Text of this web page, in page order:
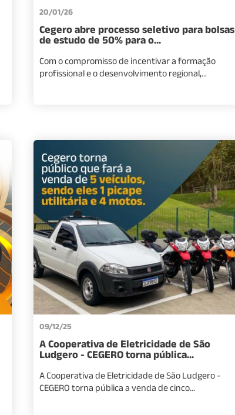
20/01/26
Cegero abre processo seletivo para bolsas
de estudo de 50% para o...
Com o compromisso de incentivar a formação
profissional e o desenvolvimento regional,...
09/12/25
A Cooperativa de Eletricidade de São
Ludgero - CEGERO torna pública...
A Cooperativa de Eletricidade de São Ludgero -
CEGERO torna pública a venda de cinco...